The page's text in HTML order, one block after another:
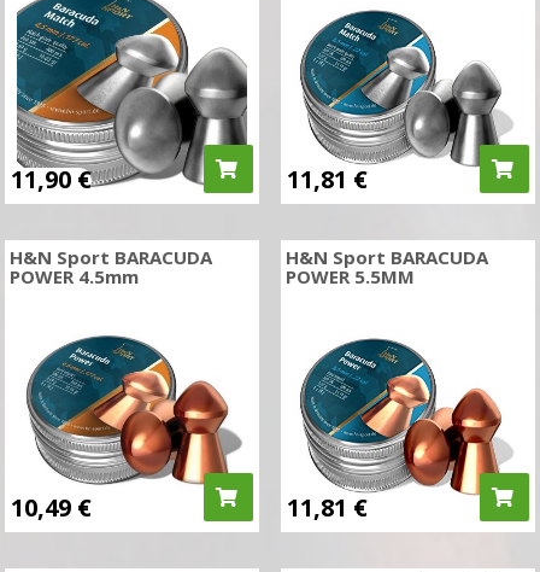
11,90 € 11,81 €
H&N Sport BARACUDA
POWER 4.5mm
10,49 €
H&N Sport BARACUDA
POWER 5.5MM
11,81 €